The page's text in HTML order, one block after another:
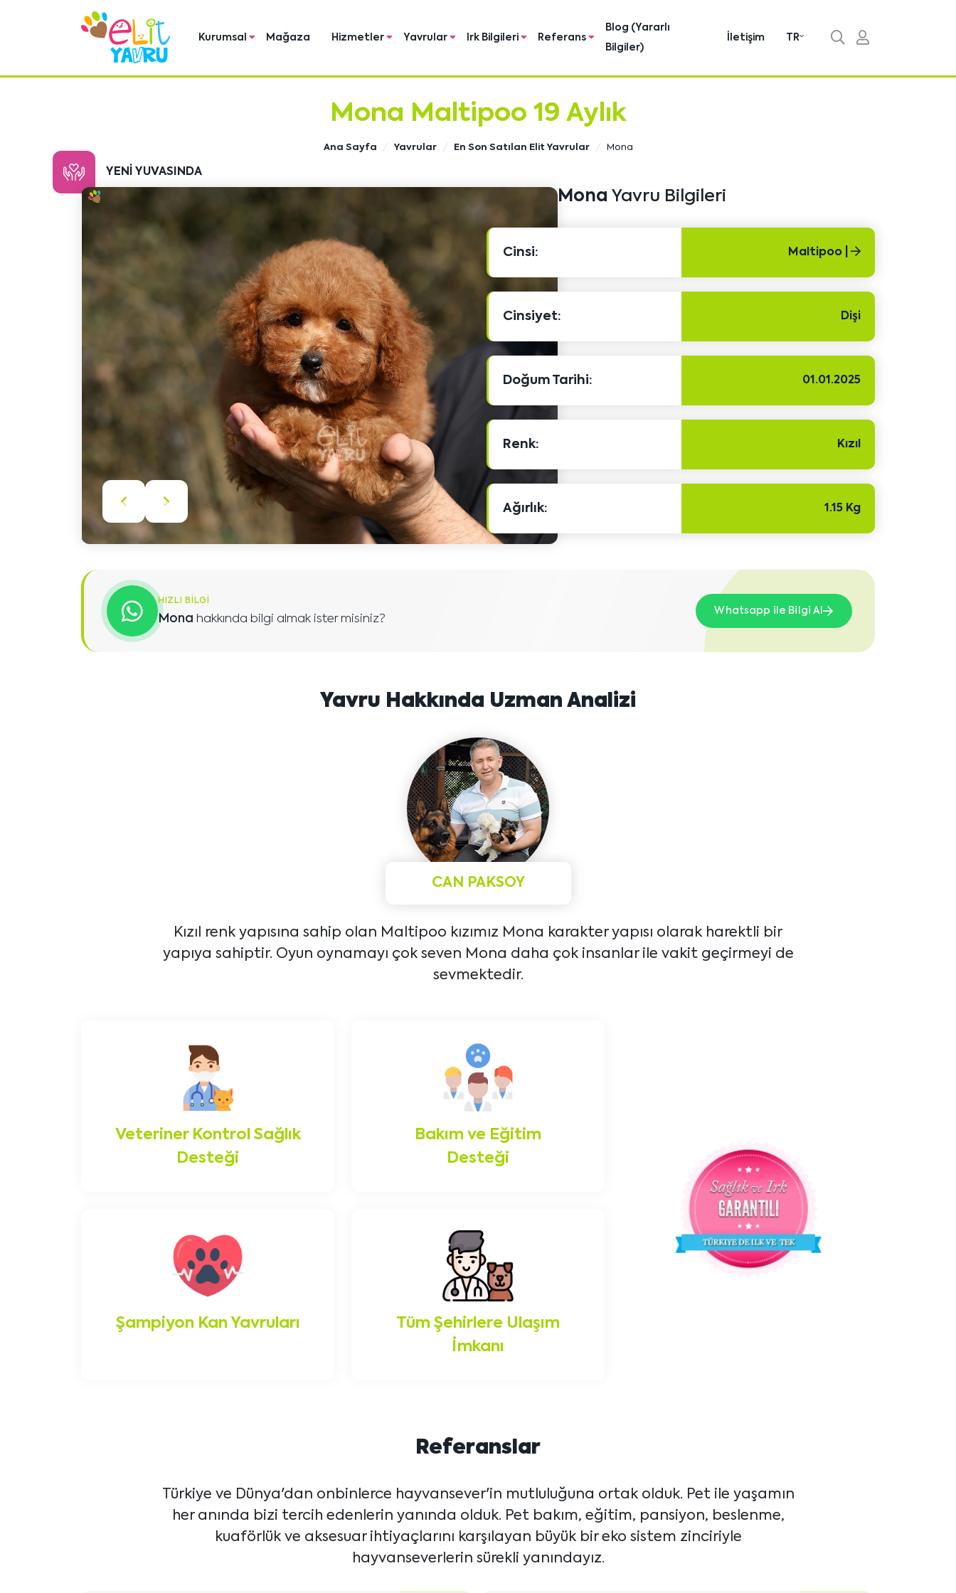
Kurumsal Mağaza Hizmetler Yavrular Irk Bilgileri Referans
Blog (Yararlı
Bilgiler)
İletişim TR
Mona Maltipoo 19 Aylık
Ana Sayfa Yavrular En Son Satılan Elit Yavrular Mona
YENI YUVASINDA
Önceki
içeriği
göster
Sonraki
içeriği
göster
Mona Yavru Bilgileri
Cinsi: Maltipoo |
Cinsiyet: Dişi
Doğum Tarihi: 01.01.2025
Renk: Kızıl
Ağırlık: 1.15 Kg
HIZLI BILGI
Mona hakkında bilgi almak ister misiniz?
Whatsapp ile Bilgi Al
Yavru Hakkında Uzman Analizi
CAN PAKSOY
Kızıl renk yapısına sahip olan Maltipoo kızımız Mona karakter yapısı olarak harektli bir
yapıya sahiptir. Oyun oynamayı çok seven Mona daha çok insanlar ile vakit geçirmeyi de
sevmektedir.
Veteriner Kontrol Sağlık
Desteği
Bakım ve Eğitim
Desteği
Şampiyon Kan Yavruları
Tüm Şehirlere Ulaşım
İmkanı
Referanslar
Türkiye ve Dünya'dan onbinlerce hayvansever'in mutluluğuna ortak olduk. Pet ile yaşamın
her anında bizi tercih edenlerin yanında olduk. Pet bakım, eğitim, pansiyon, beslenme,
kuaförlük ve aksesuar ihtiyaçlarını karşılayan büyük bir eko sistem zinciriyle
hayvanseverlerin sürekli yanındayız.